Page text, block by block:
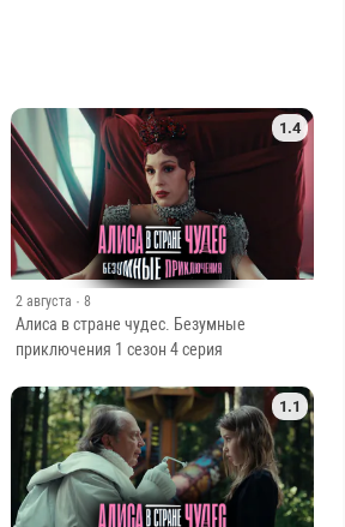
1.4
2 августа · 8
Алиса в стране чудес. Безумные
приключения 1 сезон 4 серия
1.1